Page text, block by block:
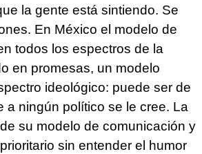
la gente está sintiendo. Se
En México el modelo de
todos los espectros de la
en promesas, un modelo
ideológico: puede ser de
a ningún político se le cree. La
su modelo de comunicación y
sin entender el humor